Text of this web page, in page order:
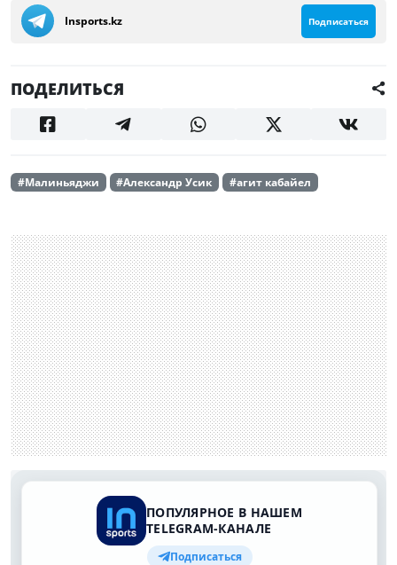
Insports.kz Подписаться
ПОДЕЛИТЬСЯ
#Малиньяджи #Александр Усик #агит кабайел